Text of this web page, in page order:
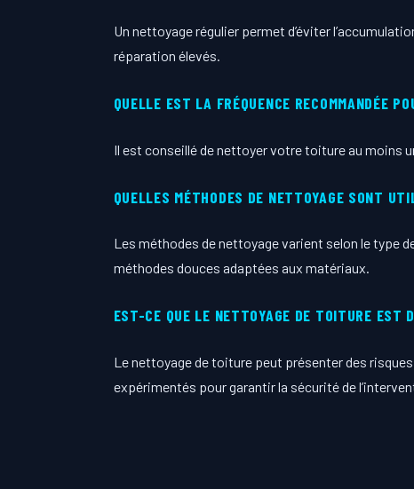
Un nettoyage régulier permet d’éviter
réparation élevés.
QUELLE EST LA FRÉQUENCE RECOMMANDÉE
Il est conseillé de nettoyer votre toiture au moins
QUELLES MÉTHODES DE NETTOYAGE SONT
Les méthodes de nettoyage varient selon le type
méthodes douces adaptées aux matériaux.
EST-CE QUE LE NETTOYAGE DE TOITURE EST
Le nettoyage de toiture peut présenter des
expérimentés pour garantir la sécurité de